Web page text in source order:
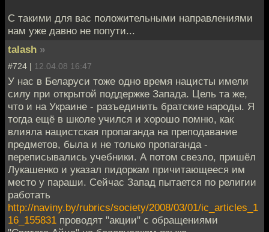
С такими для вас положительными направлениями
нам уже давно не попути...
talash »
#724 | 12.04.08 16:47
У нас в Беларуси тоже одно время нацисты имели
силу при открытой поддержке Запада. Цель та же,
что и на Украине - разъединить братские народы. Я
тогда ещё в школе учился и хорошо помню, как
влияла нацистская пропаганда на преподавание
предметов, была и не только пропаганда -
переписывались учебники. А потом свезло, пришёл
Лукашенко и указал пидоркам причитающееся им
место у параши. Сейчас Запад пытается по религии
работать
http://naviny.by/rubrics/society/2008/03/01/ic_articles_1
16_155831 проводят "акции" с обращениями